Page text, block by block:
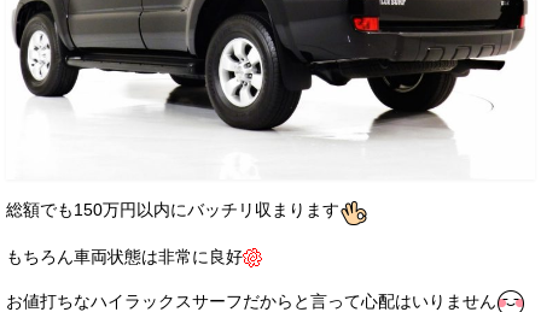
総額でも150万円以内にバッチリ収まります
もちろん車両状態は非常に良好
お値打ちなハイラックスサーフだからと言って心配はいりません